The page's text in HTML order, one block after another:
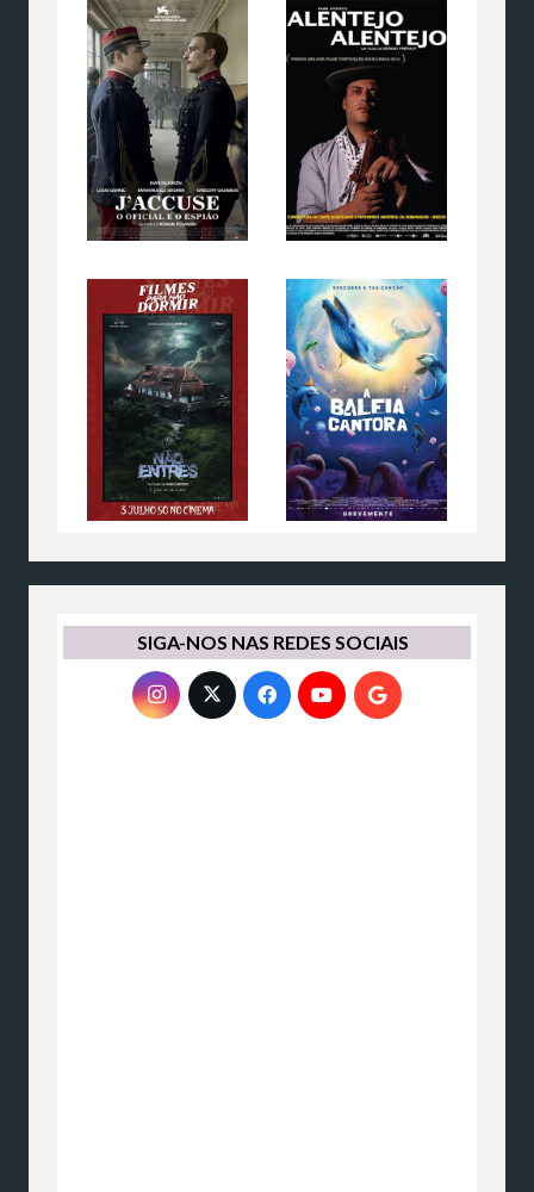
SIGA-NOS NAS REDES SOCIAIS